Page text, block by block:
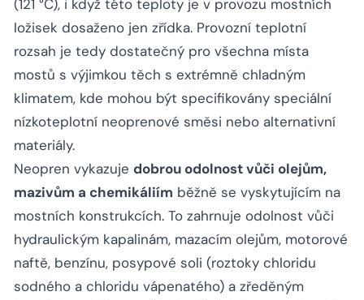
(121 °C), i když této teploty je v provozu mostních
ložisek dosaženo jen zřídka. Provozní teplotní
rozsah je tedy dostatečný pro všechna místa
mostů s výjimkou těch s extrémně chladným
klimatem, kde mohou být specifikovány speciální
nízkoteplotní neoprenové směsi nebo alternativní
materiály.
Neopren vykazuje dobrou odolnost vůči olejům,
mazivům a chemikáliím běžně se vyskytujícím na
mostních konstrukcích. To zahrnuje odolnost vůči
hydraulickým kapalinám, mazacím olejům, motorové
naftě, benzínu, posypové soli (roztoky chloridu
sodného a chloridu vápenatého) a zředěným